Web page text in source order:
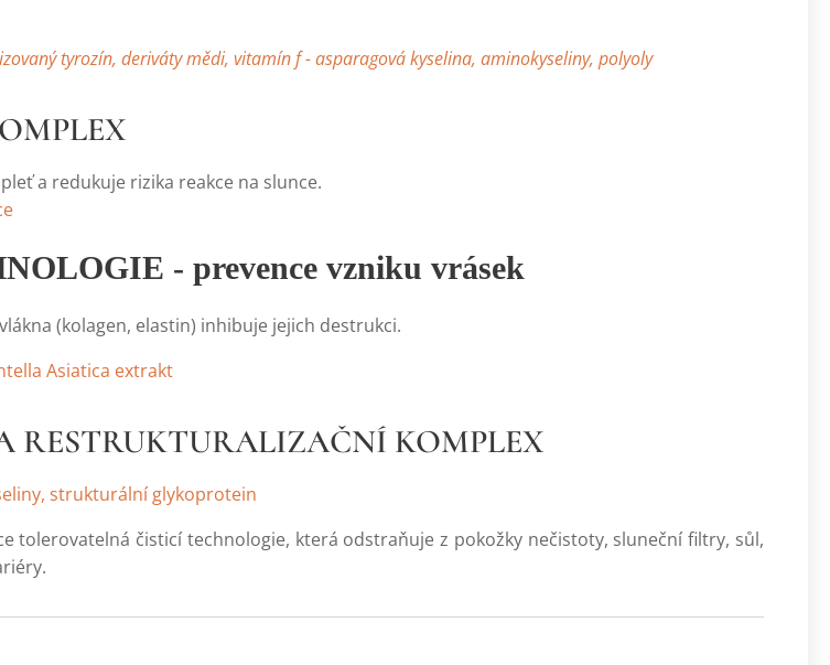
tyrozín, deriváty mědi, vitamín f - asparagová kyselina, aminokyseliny, polyoly
rizika reakce na slunce.
- prevence vzniku vrásek
(kolagen, elastin) inhibuje jejich destrukci.
Asiatica extrakt
RESTRUKTURALIZAČNÍ KOMPLEX
strukturální glykoprotein
technologie, která odstraňuje z pokožky nečistoty, sluneční filtry, sůl,